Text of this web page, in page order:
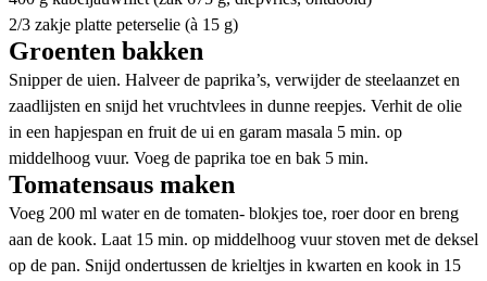
2/3 zakje platte peterselie (à 15 g)
Groenten bakken
Snipper de uien. Halveer de paprika’s, verwijder de steelaanzet en
zaadlijsten en snijd het vruchtvlees in dunne reepjes. Verhit de olie
in een hapjespan en fruit de ui en garam masala 5 min. op
middelhoog vuur. Voeg de paprika toe en bak 5 min.
Tomatensaus maken
Voeg 200 ml water en de tomaten- blokjes toe, roer door en breng
aan de kook. Laat 15 min. op middelhoog vuur stoven met de deksel
op de pan. Snijd ondertussen de krieltjes in kwarten en kook in 15